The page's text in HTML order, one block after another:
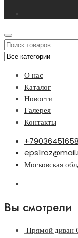
О нас
Каталог
Новости
Галерея
Контакты
+79036451658
Московская
Вы смотрели
Прямой диван